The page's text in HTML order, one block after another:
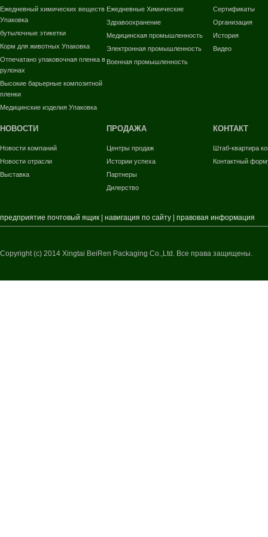
Ежедневный химических веществ
Упаковка
бутылочные этикетки
Корм для животных Упаковка
Отпечатано упаковочная пленка в
рулонах
Высокие барьерные композитной
пленки
Медицинские изделия Упаковка
Ежедневные Химические
Здравоохранение
Медицинская промышленность
Электронная промышленность
Военная промышленность
Сертификаты
Организация
История
Видео
НОВОСТИ
Новости компаний
Новости отрасли
Выставка
ПРОДАЖА
Центры продаж
Истории успеха
Партнеры
Дилерство
КОНТАКТ
Штаб-квартира
Контактный
предприятие почтовый ящик навигация по сайту правовая информация
Copyright (c) 2014 Xingtai BeiRen Packaging Co.,Ltd. Все права защищены.